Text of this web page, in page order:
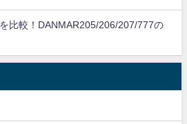
比較！DANMAR205/206/207/777の